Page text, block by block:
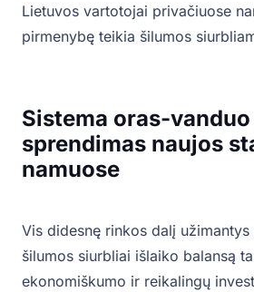
Lietuvos vartotojai privačiuose
pirmenybę teikia šilumos
Sistema oras-
sprendimas naujos
namuose
Vis didesnę rinkos dalį
šilumos siurbliai išlaiko balansą
ekonomiškumo ir reikalingų